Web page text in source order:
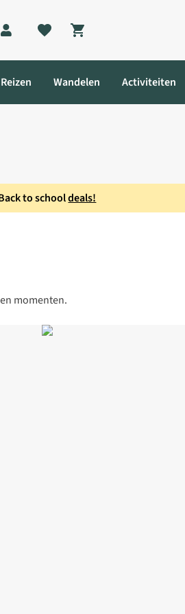
Shopping cart
Reizen Wandelen Activiteiten
to schooldeals!
momenten.